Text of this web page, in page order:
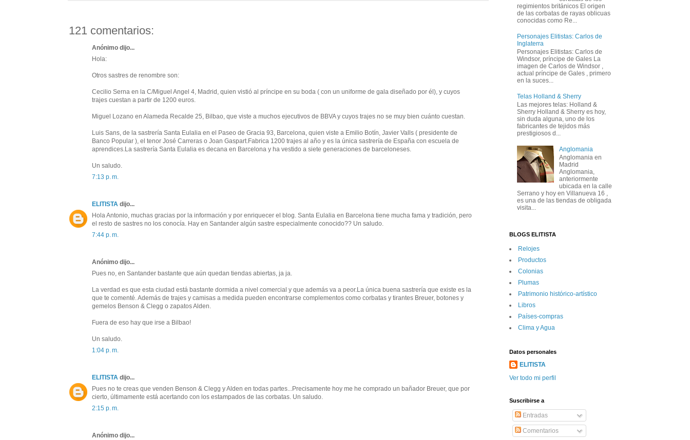
121 comentarios:
Anónimo dijo...
Hola:
Otros sastres de renombre son:
Cecilio Serna en la C/Miguel Angel 4, Madrid, quien vistió al príncipe en su boda ( con un uniforme de gala diseñado por él), y cuyos
trajes cuestan a partir de 1200 euros.
Miguel Lozano en Alameda Recalde 25, Bilbao, que viste a muchos ejecutivos de BBVA y cuyos trajes no se muy bien cuánto cuestan.
Luis Sans, de la sastrería Santa Eulalia en el Paseo de Gracia 93, Barcelona, quien viste a Emilio Botín, Javier Valls ( presidente de
Banco Popular ), el tenor José Carreras o Joan Gaspart.Fabrica 1200 trajes al año y es la única sastrería de España con escuela de
aprendices.La sastrería Santa Eulalia es decana en Barcelona y ha vestido a siete generaciones de barceloneses.
Un saludo.
7:13 p. m.
ELITISTA dijo...
Hola Antonio, muchas gracias por la información y por enriquecer el blog. Santa Eulalia en Barcelona tiene mucha fama y tradición, pero
el resto de sastres no los conocía. Hay en Santander algún sastre especialmente conocido?? Un saludo.
7:44 p. m.
Anónimo dijo...
Pues no, en Santander bastante que aún quedan tiendas abiertas, ja ja.
La verdad es que esta ciudad está bastante dormida a nivel comercial y que además va a peor.La única buena sastrería que existe es la
que te comenté. Además de trajes y camisas a medida pueden encontrarse complementos como corbatas y tirantes Breuer, botones y
gemelos Benson & Clegg o zapatos Alden.
Fuera de eso hay que irse a Bilbao!
Un saludo.
1:04 p. m.
ELITISTA dijo...
Pues no te creas que venden Benson & Clegg y Alden en todas partes...Precisamente hoy me he comprado un bañador Breuer, que por
cierto, últimamente está acertando con los estampados de las corbatas. Un saludo.
2:15 p. m.
Anónimo dijo...
regimientos británicos El origen
de las corbatas de rayas oblicuas
conocidas como Re...
Personajes Elitistas: Carlos de
Inglaterra
Personajes Elitistas: Carlos de
Windsor, príncipe de Gales La
imagen de Carlos de Windsor ,
actual príncipe de Gales , primero
en la suces...
Telas Holland & Sherry
Las mejores telas: Holland &
Sherry Holland & Sherry es hoy,
sin duda alguna, uno de los
fabricantes de tejidos más
prestigiosos d...
Anglomania
Anglomania en
Madrid
Anglomania,
anteriormente
ubicada en la calle
Serrano y hoy en Villanueva 16 ,
es una de las tiendas de obligada
visita...
BLOGS ELITISTA
Relojes
Productos
Colonias
Plumas
Patrimonio histórico-artí­stico
Libros
Paí­ses-compras
Clima y Agua
Datos personales
ELITISTA
Ver todo mi perfil
Suscribirse a
Entradas
Comentarios